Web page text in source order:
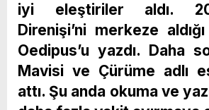
iyi eleştiriler aldı.
Direnişi’ni merkeze aldığı
Oedipus’u yazdı. Daha
Mavisi ve Çürüme adlı
attı. Şu anda okuma ve